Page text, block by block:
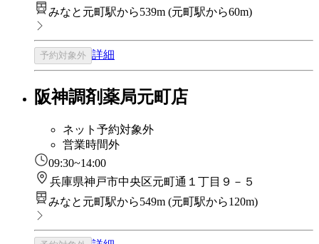
みなと元町駅から539m (元町駅から60m)
予約対象外 詳細
阪神調剤薬局元町店
ネット予約対象外
営業時間外
09:30~14:00
兵庫県神戸市中央区元町通１丁目９－５
みなと元町駅から549m (元町駅から120m)